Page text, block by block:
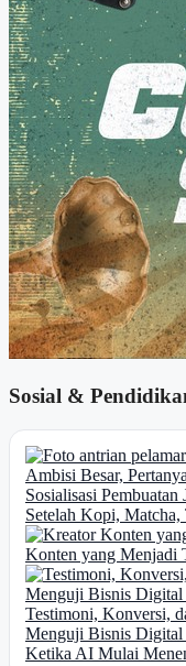
Sosial &
Ambisi Besar,
Sosialisasi
Setelah Kopi,
Konten yang Menjadi
Testimoni, Konversi,
Menguji Bisnis
Ketika AI Mulai